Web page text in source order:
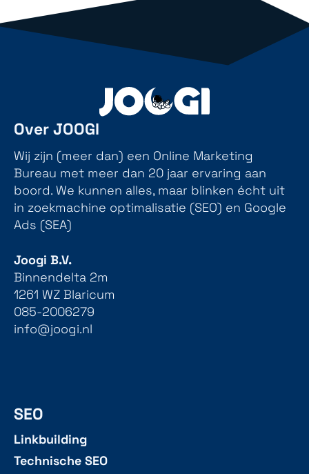
Over JOOGI
Wij zijn (meer dan) een Online Marketing
Bureau met meer dan 20 jaar ervaring aan
boord. We kunnen alles, maar blinken écht uit
in zoekmachine optimalisatie (SEO) en Google
Ads (SEA)
Joogi B.V.
Binnendelta 2m
1261 WZ Blaricum
085-2006279
info@joogi.nl
SEO
Linkbuilding
Technische SEO